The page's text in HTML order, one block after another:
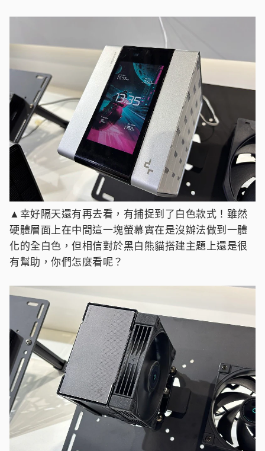
▲幸好隔天還有再去看，有捕捉到了白色款式！雖然
硬體層面上在中間這一塊螢幕實在是沒辦法做到一體
化的全白色，但相信對於黑白熊貓搭建主題上還是很
有幫助，你們怎麼看呢？